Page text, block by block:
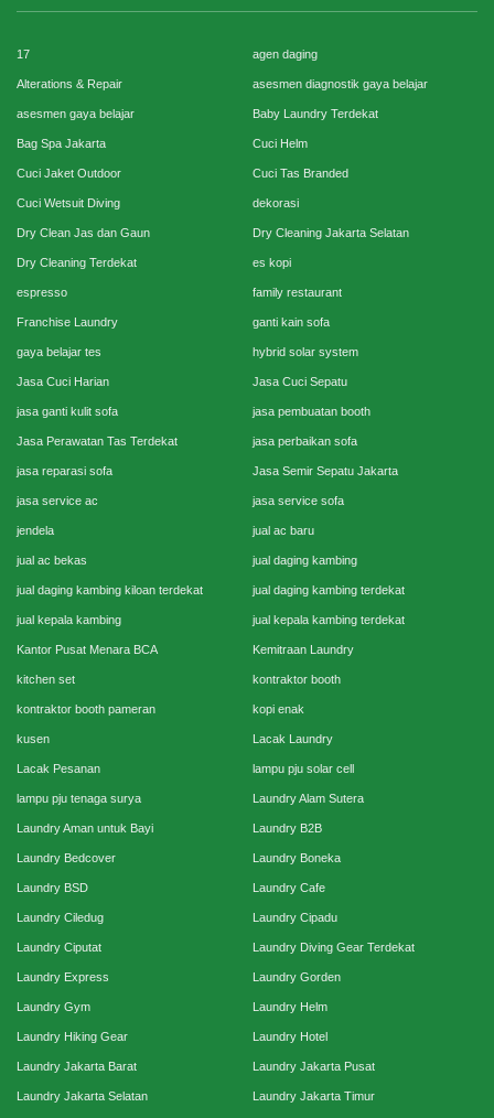
17 agen daging
Alterations & Repair asesmen diagnostik gaya belajar
asesmen gaya belajar Baby Laundry Terdekat
Bag Spa Jakarta Cuci Helm
Cuci Jaket Outdoor Cuci Tas Branded
Cuci Wetsuit Diving dekorasi
Dry Clean Jas dan Gaun Dry Cleaning Jakarta Selatan
Dry Cleaning Terdekat es kopi
espresso family restaurant
Franchise Laundry ganti kain sofa
gaya belajar tes hybrid solar system
Jasa Cuci Harian Jasa Cuci Sepatu
jasa ganti kulit sofa jasa pembuatan booth
Jasa Perawatan Tas Terdekat jasa perbaikan sofa
jasa reparasi sofa Jasa Semir Sepatu Jakarta
jasa service ac jasa service sofa
jendela jual ac baru
jual ac bekas jual daging kambing
jual daging kambing kiloan terdekat jual daging kambing terdekat
jual kepala kambing jual kepala kambing terdekat
Kantor Pusat Menara BCA Kemitraan Laundry
kitchen set kontraktor booth
kontraktor booth pameran kopi enak
kusen Lacak Laundry
Lacak Pesanan lampu pju solar cell
lampu pju tenaga surya Laundry Alam Sutera
Laundry Aman untuk Bayi Laundry B2B
Laundry Bedcover Laundry Boneka
Laundry BSD Laundry Cafe
Laundry Ciledug Laundry Cipadu
Laundry Ciputat Laundry Diving Gear Terdekat
Laundry Express Laundry Gorden
Laundry Gym Laundry Helm
Laundry Hiking Gear Laundry Hotel
Laundry Jakarta Barat Laundry Jakarta Pusat
Laundry Jakarta Selatan Laundry Jakarta Timur